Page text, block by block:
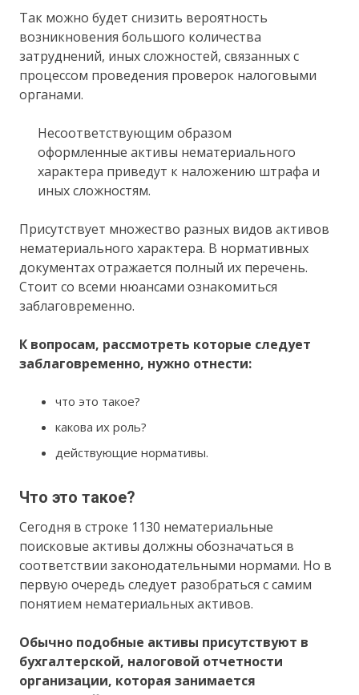
Так можно будет снизить вероятность
возникновения большого количества
затруднений, иных сложностей, связанных с
процессом проведения проверок налоговыми
органами.
Несоответствующим образом
оформленные активы нематериального
характера приведут к наложению штрафа и
иных сложностям.
Присутствует множество разных видов активов
нематериального характера. В нормативных
документах отражается полный их перечень.
Стоит со всеми нюансами ознакомиться
заблаговременно.
К вопросам, рассмотреть которые следует
заблаговременно, нужно отнести:
что это такое?
какова их роль?
действующие нормативы.
Что это такое?
Сегодня в строке 1130 нематериальные
поисковые активы должны обозначаться в
соответствии законодательными нормами. Но в
первую очередь следует разобраться с самим
понятием нематериальных активов.
Обычно подобные активы присутствуют в
бухгалтерской, налоговой отчетности
организации, которая занимается